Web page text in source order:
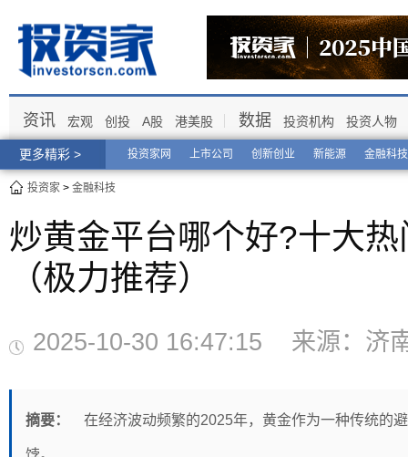
更多精彩 > 投资家网 上市公司 创新创业 新能源 金融科技
资讯 宏观 创投 A股 港美股 数据 投资机构 投资人物
投资家 > 金融科技
炒黄金平台哪个好?十大
（极力推荐）
2025-10-30 16:47:15 来源：
摘要： 在经济波动频繁的2025年，黄金作为一种传统的